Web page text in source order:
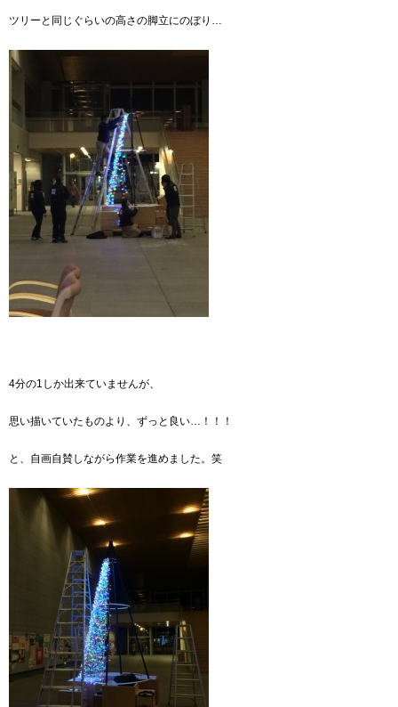
ツリーと同じぐらいの高さの脚立にのぼり…
4分の1しか出来ていませんが、
思い描いていたものより、ずっと良い…！！！
と、自画自賛しながら作業を進めました。笑